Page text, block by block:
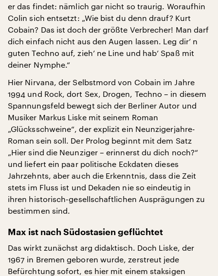
er das findet: nämlich gar nicht so traurig. Woraufhin
Colin sich entsetzt: „Wie bist du denn drauf? Kurt
Cobain? Das ist doch der größte Verbrecher! Man darf
dich einfach nicht aus den Augen lassen. Leg dir’ n
guten Techno auf, zieh’ ne Line und hab’ Spaß mit
deiner Nymphe.“
Hier Nirvana, der Selbstmord von Cobain im Jahre
1994 und Rock, dort Sex, Drogen, Techno – in diesem
Spannungsfeld bewegt sich der Berliner Autor und
Musiker Markus Liske mit seinem Roman
„Glücksschweine“, der explizit ein Neunzigerjahre-
Roman sein soll. Der Prolog beginnt mit dem Satz
„Hier sind die Neunziger – erinnerst du dich noch?“
und liefert ein paar politische Eckdaten dieses
Jahrzehnts, aber auch die Erkenntnis, dass die Zeit
stets im Fluss ist und Dekaden nie so eindeutig in
ihren historisch-gesellschaftlichen Ausprägungen zu
bestimmen sind.
Max ist nach Südostasien geflüchtet
Das wirkt zunächst arg didaktisch. Doch Liske, der
1967 in Bremen geboren wurde, zerstreut jede
Befürchtung sofort, es hier mit einem staksigen